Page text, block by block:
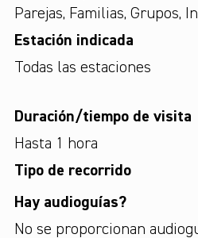
Parejas, Familias, Grupos,
Estación indicada
Todas las estaciones
Duración/tiempo de visita
Hasta 1 hora
Tipo de recorrido
Hay audioguías?
No se proporcionan